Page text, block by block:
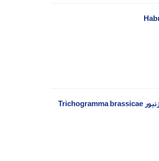
سمیت تدخینی سه اسانس گیاهی روی Phthorimaea operculella (Zeller) و تأثیر آن روی درصد پارازیتیسم زنبور Trichogramma brassicae